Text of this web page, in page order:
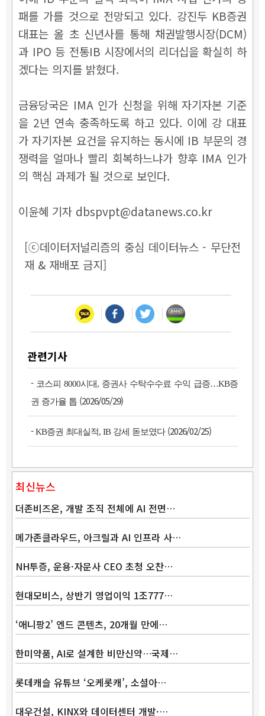
패를 가를 것으로 전망되고 있다. 강진두 KB증권
대표는 올 초 신년사를 통해 채권발행시장(DCM)
과 IPO 등 전통IB 시장에서의 리더십을 확실히 하
겠다는 의지를 밝혔다.
금융당국은 IMA 인가 신청을 위해 자기자본 기준
을 2년 연속 충족하도록 하고 있다. 이에 강 대표
가 자기자본 요건을 유지하는 동시에 IB 부문의 경
쟁력을 얼마나 빨리 회복하느냐가 향후 IMA 인가
의 핵심 과제가 될 것으로 보인다.
이윤혜 기자 dbspvpt@datanews.co.kr
[ⓒ데이터저널리즘의 중심 데이터뉴스 - 무단전
재 & 재배포 금지]
관련기사
- 코스피 8000시대, 증권사 수탁수수료 수익 급증…KB증
권 증가율 톱 (2026/05/29)
-KB증권 최대실적, IB 강세 돋보였다(2026/02/25)
최신뉴스
더존비즈온, 개발 조직 전체에 AI 전면…
메가존클라우드, 아크릴과 AI 인프라 사…
NH투증, 운용·자문사 CEO 초청 오찬…
현대모비스, 상반기 영업이익 1조777…
‘애니팡2’ 엔드 콘텐츠, 20개월 만에…
한미약품, AI로 설계한 비만신약…국제…
롯데캐슬 유튜브 ‘오케롯캐’, 소셜아…
대우건설, KINX와 데이터센터 개발·…